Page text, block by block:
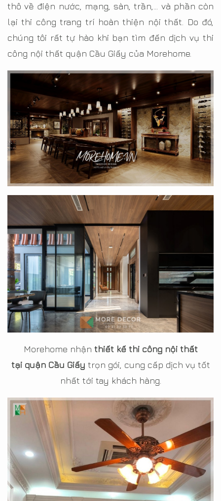
thô về điện nước, mạng, sàn, trần,… và phần còn
lại thi công trang trí hoàn thiện nội thất. Do đó,
chúng tôi rất tự hào khi bạn tìm đến dịch vụ thi
công nội thất quận Cầu Giấy của Morehome.
Morehome nhận thiết kế thi công nội thất
tại quận Cầu Giấy trọn gói, cung cấp dịch vụ tốt
nhất tới tay khách hàng.